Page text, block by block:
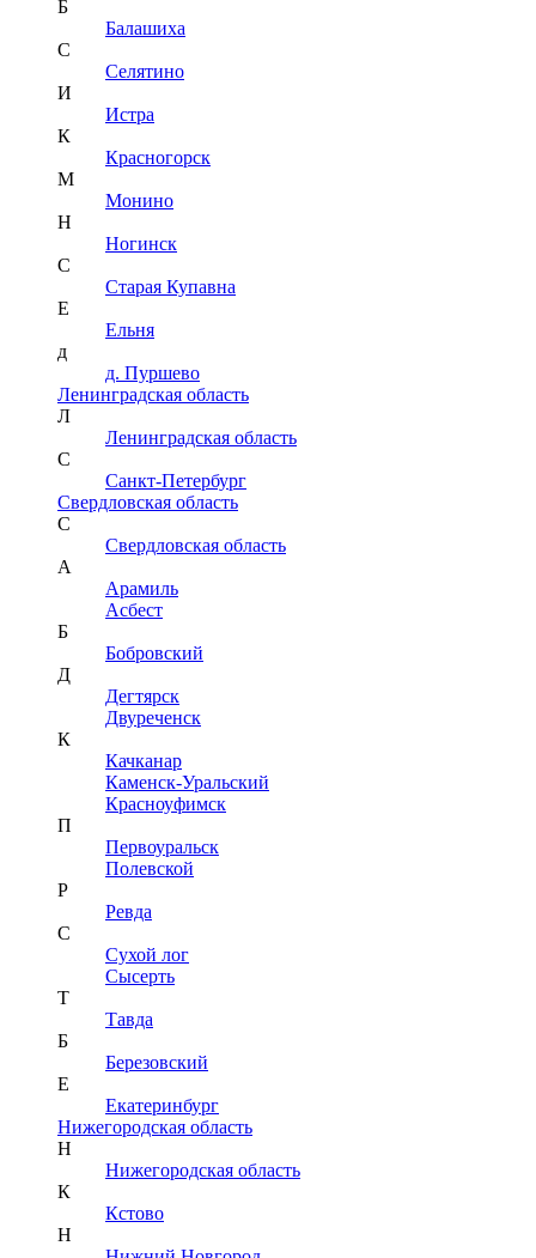
Б
Балашиха
С
Селятино
И
Истра
К
Красногорск
М
Монино
Н
Ногинск
С
Старая Купавна
Е
Ельня
д
д. Пуршево
Ленинградская область
Л
Ленинградская область
С
Санкт-Петербург
Свердловская область
С
Свердловская область
А
Арамиль
Асбест
Б
Бобровский
Д
Дегтярск
Двуреченск
К
Качканар
Каменск-Уральский
Красноуфимск
П
Первоуральск
Полевской
Р
Ревда
С
Сухой лог
Сысерть
Т
Тавда
Б
Березовский
Е
Екатеринбург
Нижегородская область
Н
Нижегородская область
К
Кстово
Н